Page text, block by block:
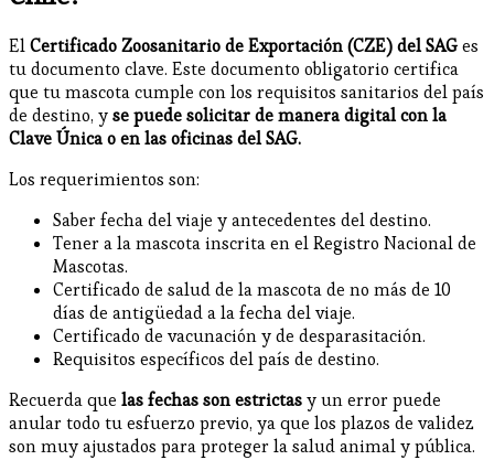
ElCertificado Zoosanitario de Exportación (CZE) del SAGes
tu documento clave. Este documento obligatorio certifica
que tu mascota cumple con los requisitos sanitarios del país
de destino, yse puede solicitar de manera digital con la
Clave Única o en las oficinas del SAG.
Los requerimientos son:
Saber fecha del viaje y antecedentes del destino.
Tener a la mascota inscrita en el Registro Nacional de
Mascotas.
Certificado de salud de la mascota de no más de 10
días de antigüedad a la fecha del viaje.
Certificado de vacunación y de desparasitación.
Requisitos específicos del país de destino.
Recuerda que las fechas son estrictasy un error puede
anular todo tu esfuerzo previo, ya que los plazos de validez
son muy ajustados para proteger la salud animal y pública.